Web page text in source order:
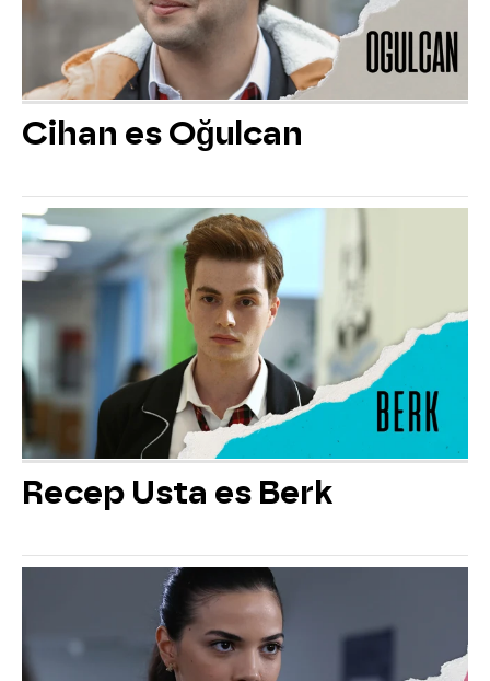
Cihan es Oğulcan
Recep Usta es Berk